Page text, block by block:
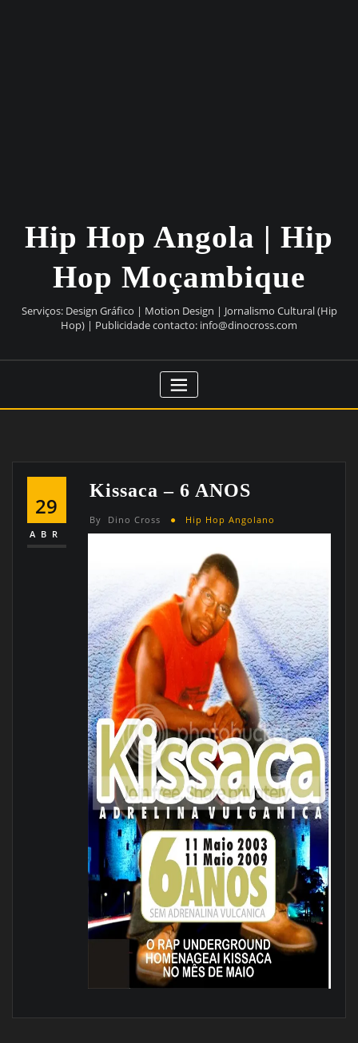
Hip Hop Angola | Hip
Hop Moçambique
Serviços: Design Gráfico | Motion Design | Jornalismo Cultural (Hip
Hop) | Publicidade contacto: info@dinocross.com
29
ABR
Kissaca – 6 ANOS
By Dino Cross Hip Hop Angolano